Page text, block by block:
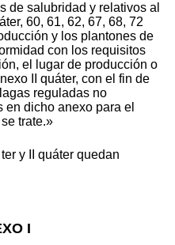
de salubridad y relativos al
60, 61, 62, 67, 68, 72
y los plantones de
con los requisitos
el lugar de producción o
II quáter, con el fin de
reguladas no
dicho anexo para el
trate.»
y II quáter quedan
I